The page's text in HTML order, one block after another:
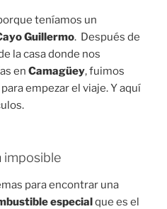
teníamos un
Guillermo. Después de
la casa donde nos
en Camagüey, fuimos
para empezar el viaje. Y aquí
imposible
para encontrar una
especialque es el